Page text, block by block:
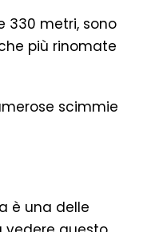
330 metri, sono
più rinomate
scimmie
è una delle